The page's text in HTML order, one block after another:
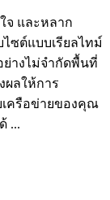
จ และหลาก
ไซต์แบบเรียลไทม์
ย่างไม่จำกัดพื้นที่
ผลให้การ
เครือข่ายของคุณ
...